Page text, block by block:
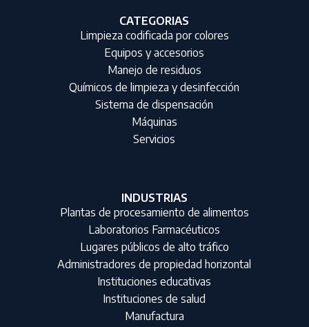
CATEGORIAS
Limpieza codificada por colores
Equipos y accesorios
Manejo de residuos
Químicos de limpieza y desinfección
Sistema de dispensación
Máquinas
Servicios
INDUSTRIAS
Plantas de procesamiento de alimentos
Laboratorios Farmacéuticos
Lugares públicos de alto tráfico
Administradores de propiedad horizontal
Instituciones educativas
Instituciones de salud
Manufactura